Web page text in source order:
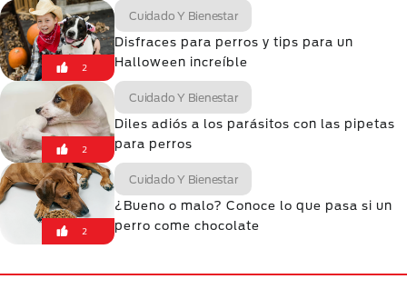
2
Cuidado Y Bienestar
Disfraces para perros y tips para un
Halloween increíble
2
Cuidado Y Bienestar
Diles adiós a los parásitos con las pipetas
para perros
2
Cuidado Y Bienestar
¿Bueno o malo? Conoce lo que pasa si un
perro come chocolate